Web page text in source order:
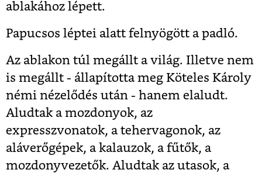
ablakához lépett.
Papucsos léptei alatt felnyögött a padló.
Az ablakon túl megállt a világ. Illetve nem
is megállt - állapította meg Köteles Károly
némi nézelődés után - hanem elaludt.
Aludtak a mozdonyok, az
expresszvonatok, a tehervagonok, az
aláverőgépek, a kalauzok, a fűtők, a
mozdonyvezetők. Aludtak az utasok, a